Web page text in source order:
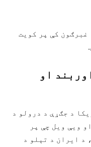
غبرګون کې پر کویت
او
د جګړې د درولو د
ویې ویل چې پر
د ایران د تېلو د